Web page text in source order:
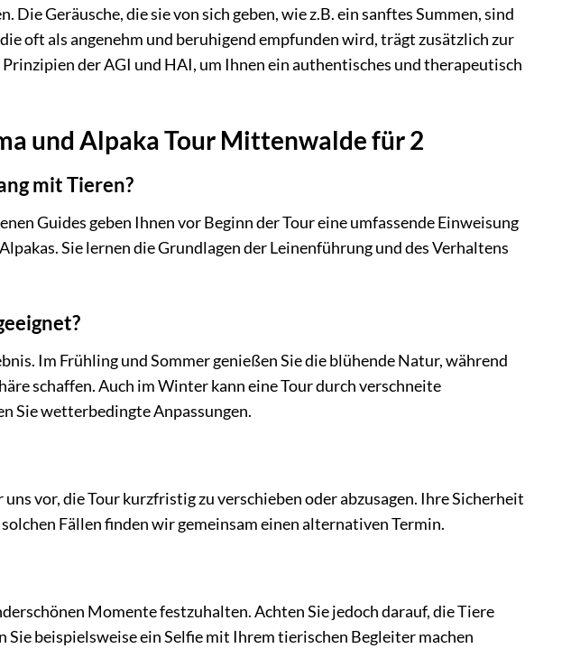
Geräusche, die sie von sich geben, wie z.B. ein sanftes Summen, sind
oft als angenehm und beruhigend empfunden wird, trägt zusätzlich zur
der AGI und HAI, um Ihnen ein authentisches und therapeutisch
und Alpaka Tour Mittenwalde für 2
mit Tieren?
Guides geben Ihnen vor Beginn der Tour eine umfassende Einweisung
Sie lernen die Grundlagen der Leinenführung und des Verhaltens
Im Frühling und Sommer genießen Sie die blühende Natur, während
schaffen. Auch im Winter kann eine Tour durch verschneite
Sie wetterbedingte Anpassungen.
vor, die Tour kurzfristig zu verschieben oder abzusagen. Ihre Sicherheit
Fällen finden wir gemeinsam einen alternativen Termin.
Momente festzuhalten. Achten Sie jedoch darauf, die Tiere
Sie beispielsweise ein Selfie mit Ihrem tierischen Begleiter machen